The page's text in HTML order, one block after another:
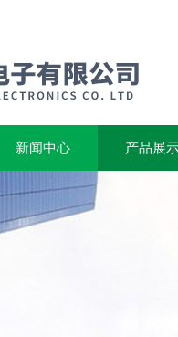
新闻中心 产品展